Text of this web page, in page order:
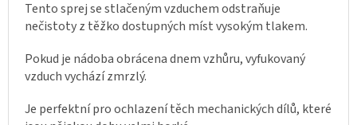
Tento sprej se stlačeným vzduchem odstraňuje
nečistoty z těžko dostupných míst vysokým tlakem.
Pokud je nádoba obrácena dnem vzhůru, vyfukovaný
vzduch vychází zmrzlý.
Je perfektní pro ochlazení těch mechanických dílů, které